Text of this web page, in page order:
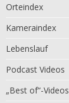
Orteindex
Kameraindex
Lebenslauf
Podcast Videos
„Best of“-Videos